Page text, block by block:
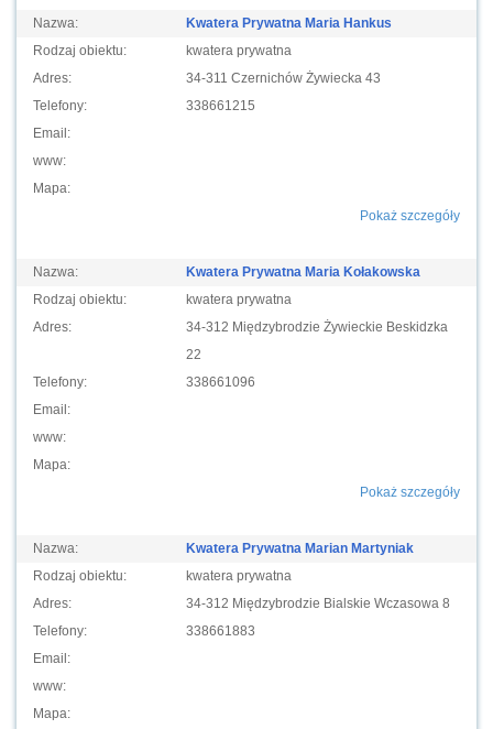
Nazwa:
Kwatera Prywatna Maria Hankus
Rodzaj obiektu:
kwatera prywatna
Adres:
34-311 Czernichów Żywiecka 43
Telefony:
338661215
Email:
www:
Mapa:
Pokaż szczegóły
Nazwa:
Kwatera Prywatna Maria Kołakowska
Rodzaj obiektu:
kwatera prywatna
Adres:
34-312 Międzybrodzie Żywieckie Beskidzka
22
Telefony:
338661096
Email:
www:
Mapa:
Pokaż szczegóły
Nazwa:
Kwatera Prywatna Marian Martyniak
Rodzaj obiektu:
kwatera prywatna
Adres:
34-312 Międzybrodzie Bialskie Wczasowa 8
Telefony:
338661883
Email:
www:
Mapa: